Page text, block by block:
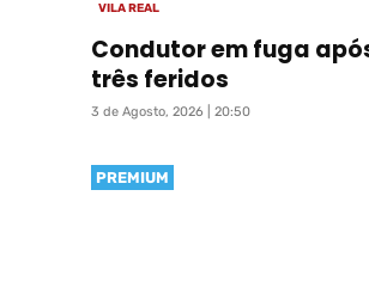
VILA REAL
Condutor em fuga
três feridos
3 de Agosto, 2026 | 20:50
PREMIUM